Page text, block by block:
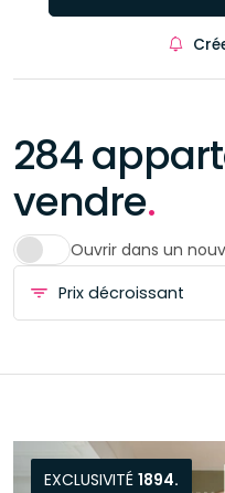
284
vendre.
Ouvrir dans un
EXCLUSIVITÉ 1894.